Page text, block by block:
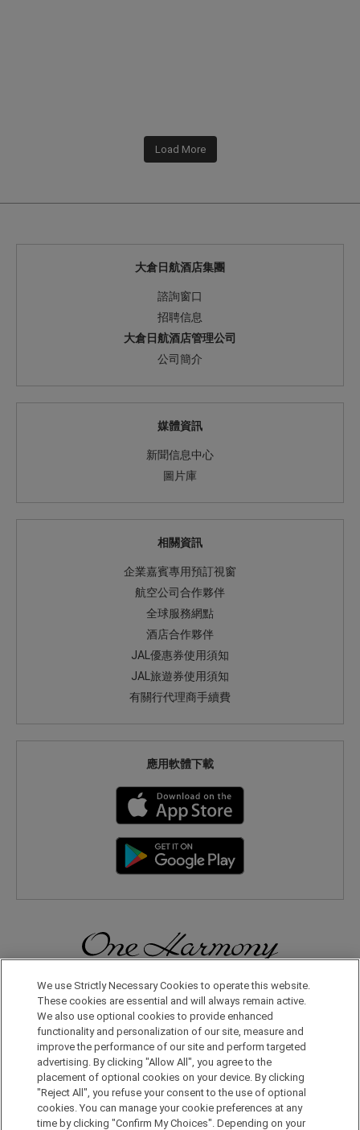
Load More
大倉日航酒店集團
諮詢窗口
招聘信息
大倉日航酒店管理公司
公司簡介
媒體資訊
新聞信息中心
圖片庫
相關資訊
企業嘉賓專用預訂視窗
航空公司合作夥伴
全球服務網點
酒店合作夥伴
JAL優惠券使用須知
JAL旅遊券使用須知
有關行代理商手續費
應用軟體下載
無論在日本國內還是在世界其他地方，您都會體驗到更多旅行的樂
趣。只要申請成為One Harmony會員，即可享受各種專屬優惠。
申請加入會員，請點擊此處
We use Strictly Necessary Cookies to operate this website.
These cookies are essential and will always remain active.
We also use optional cookies to provide enhanced
functionality and personalization of our site, measure and
improve the performance of our site and perform targeted
advertising. By clicking "Allow All", you agree to the
placement of optional cookies on your device. By clicking
"Reject All", you refuse your consent to the use of optional
cookies. You can manage your cookie preferences at any
time by clicking "Confirm My Choices". Depending on your